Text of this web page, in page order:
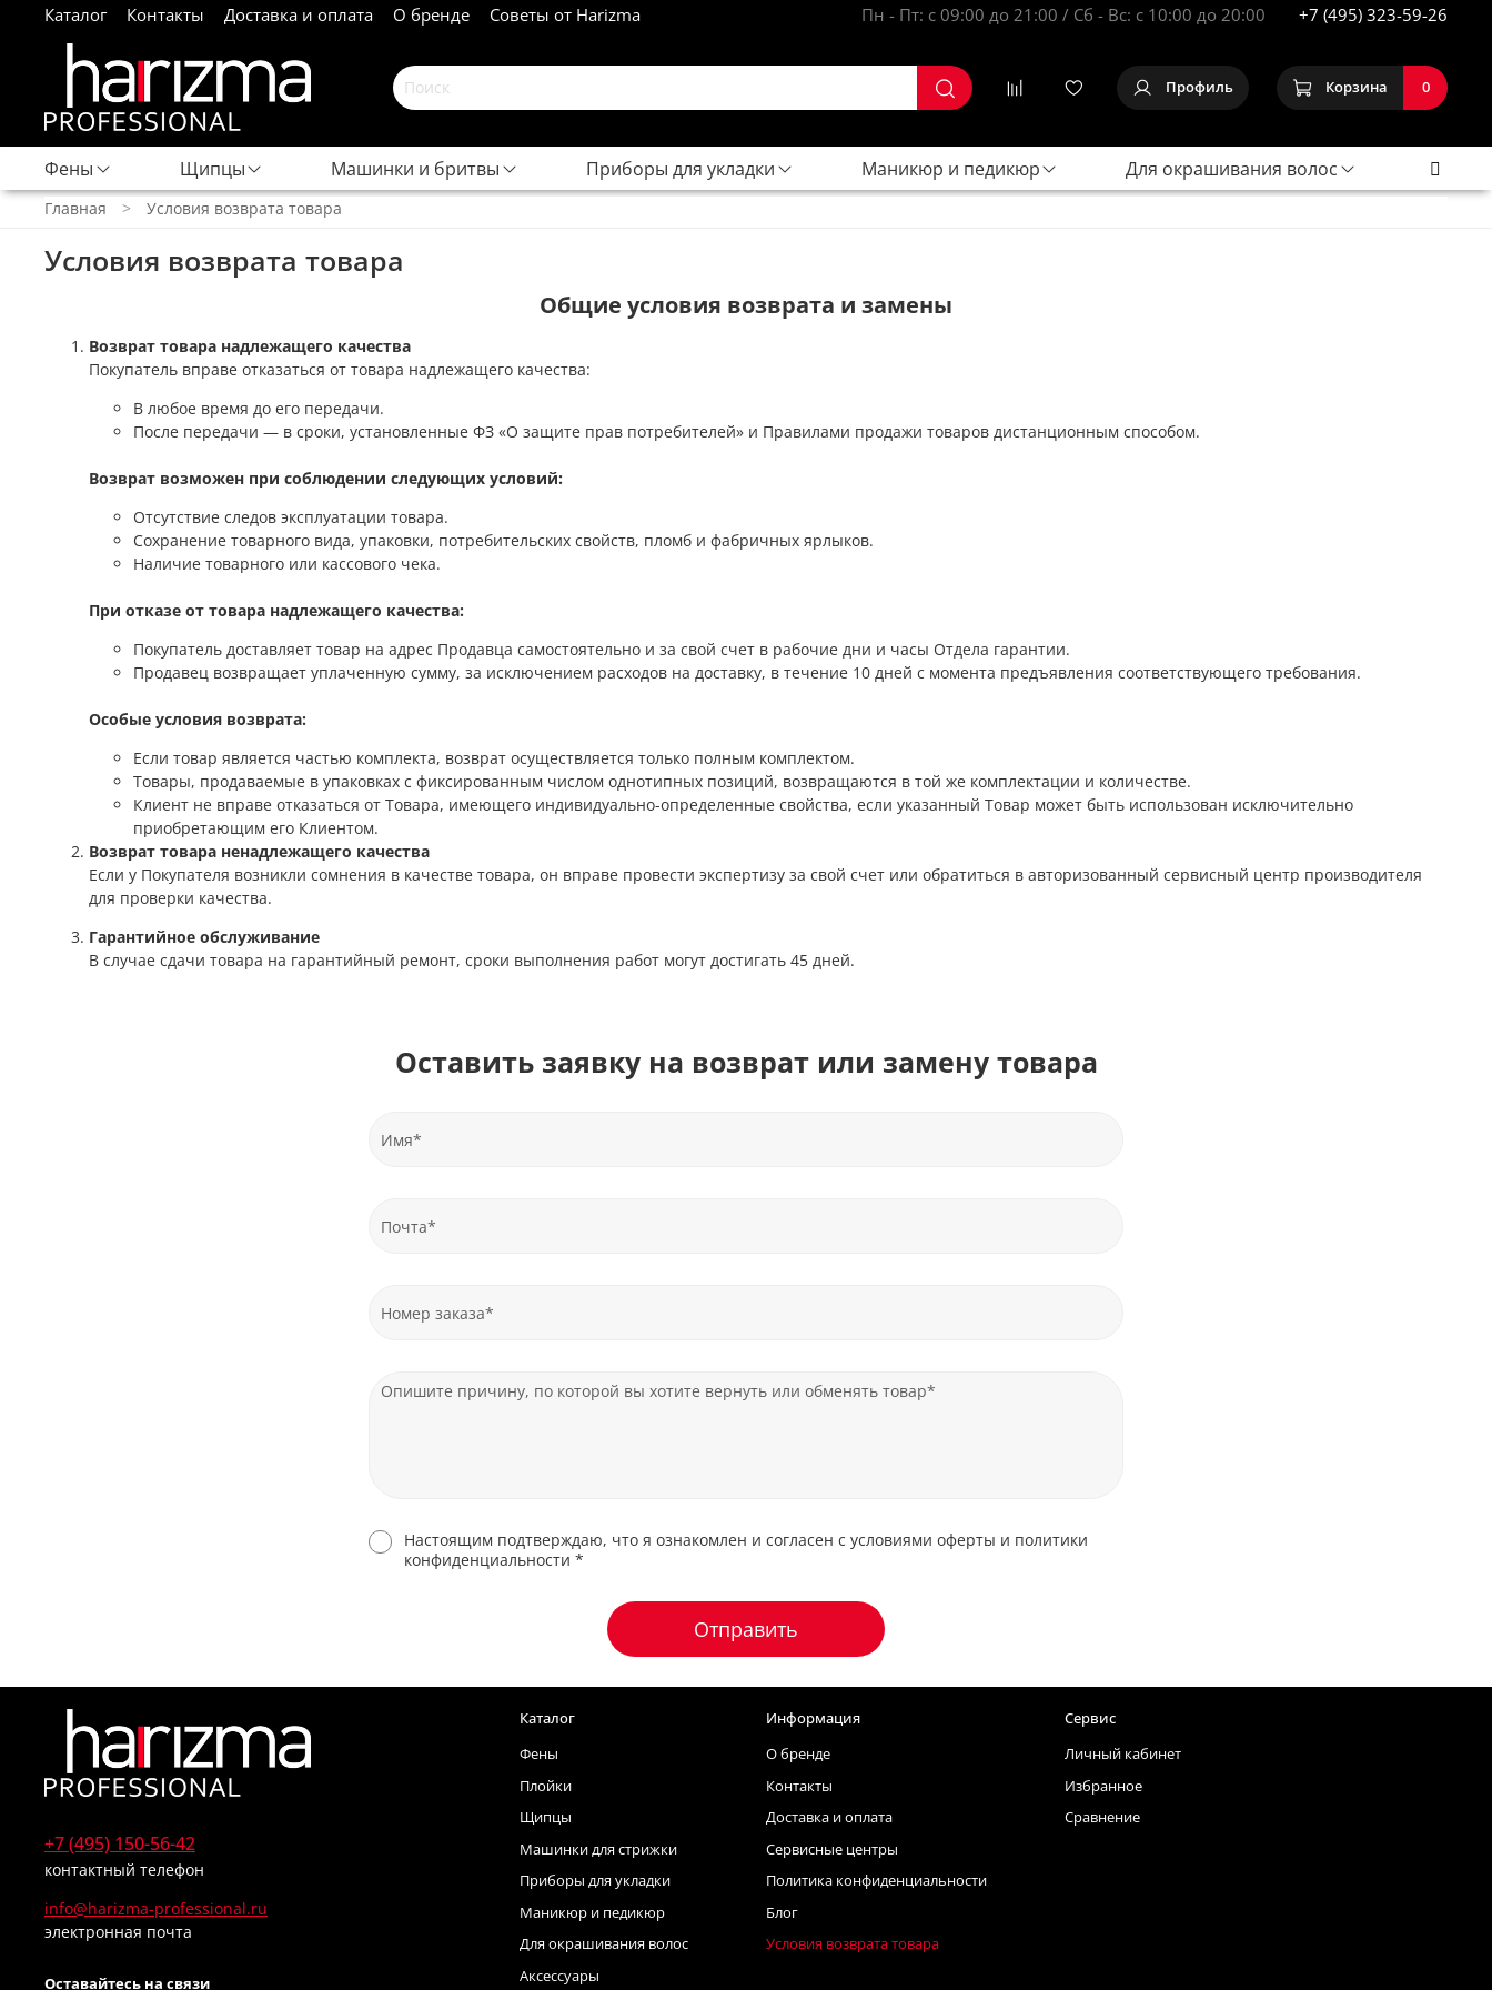
Каталог Контакты Доставка и оплата О бренде Советы от Harizma Пн - Пт: с 09:00 до 21:00 / Сб - Вс: с 10:00 до 20:00 +7 (495) 323-59-26
Профиль Корзина 0
Фены Щипцы Машинки и бритвы Приборы для укладки Маникюр и педикюр Для окрашивания волос
Главная Условия возврата товара
Условия возврата товара
Общие условия возврата и замены
Возврат товара надлежащего качества
Покупатель вправе отказаться от товара надлежащего качества:
В любое время до его передачи.
После передачи — в сроки, установленные ФЗ «О защите прав потребителей» и Правилами продажи товаров дистанционным способом.
Возврат возможен при соблюдении следующих условий:
Отсутствие следов эксплуатации товара.
Сохранение товарного вида, упаковки, потребительских свойств, пломб и фабричных ярлыков.
Наличие товарного или кассового чека.
При отказе от товара надлежащего качества:
Покупатель доставляет товар на адрес Продавца самостоятельно и за свой счет в рабочие дни и часы Отдела гарантии.
Продавец возвращает уплаченную сумму, за исключением расходов на доставку, в течение 10 дней с момента предъявления соответствующего требования.
Особые условия возврата:
Если товар является частью комплекта, возврат осуществляется только полным комплектом.
Товары, продаваемые в упаковках с фиксированным числом однотипных позиций, возвращаются в той же комплектации и количестве.
Клиент не вправе отказаться от Товара, имеющего индивидуально-определенные свойства, если указанный Товар может быть использован исключительно
приобретающим его Клиентом.
Возврат товара ненадлежащего качества
Если у Покупателя возникли сомнения в качестве товара, он вправе провести экспертизу за свой счет или обратиться в авторизованный сервисный центр производителя
для проверки качества.
Гарантийное обслуживание
В случае сдачи товара на гарантийный ремонт, сроки выполнения работ могут достигать 45 дней.
Оставить заявку на возврат или замену товара
Настоящим подтверждаю, что я ознакомлен и согласен с условиями оферты и политики
конфиденциальности *
Отправить
Каталог
Фены
Плойки
Щипцы
Машинки для стрижки
Приборы для укладки
Маникюр и педикюр
Для окрашивания волос
Аксессуары
Информация
О бренде
Контакты
Доставка и оплата
Сервисные центры
Политика конфиденциальности
Блог
Условия возврата товара
Сервис
Личный кабинет
Избранное
Сравнение
+7 (495) 150-56-42
контактный телефон
info@harizma-professional.ru
электронная почта
Оставайтесь на связи